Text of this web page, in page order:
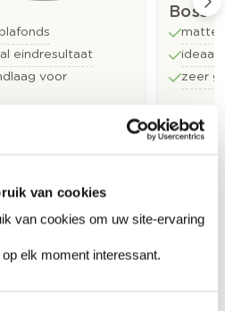
van cookies
van cookies om uw site-ervaring
elk moment interessant.
eindresultaat
voor
Boss-
matte
ideaal
zeer
Vanaf
€ 39,18
voor: Hal